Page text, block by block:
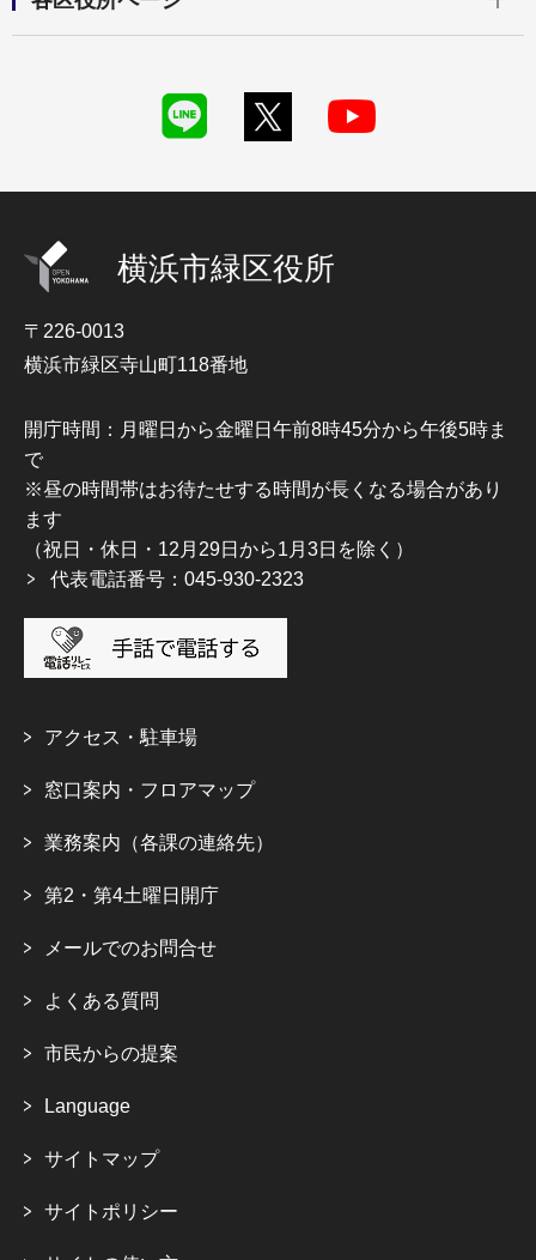
横浜市緑区役所
〒226-0013
横浜市緑区寺山町118番地
開庁時間：月曜日から金曜日午前8時45分から午後5時ま
で
※昼の時間帯はお待たせする時間が長くなる場合があり
ます
（祝日・休日・12月29日から1月3日を除く）
代表電話番号：045-930-2323
アクセス・駐車場
窓口案内・フロアマップ
業務案内（各課の連絡先）
第2・第4土曜日開庁
メールでのお問合せ
よくある質問
市民からの提案
Language
サイトマップ
サイトポリシー